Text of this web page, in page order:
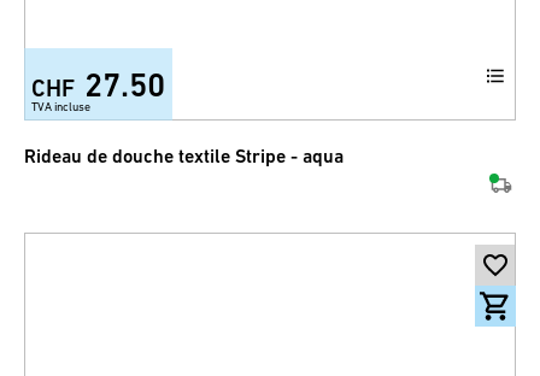
CHF 27.50
TVA incluse
Rideau de douche textile Stripe - aqua